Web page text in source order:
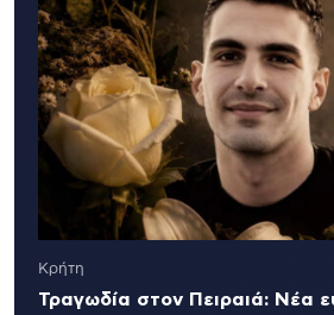
Κρήτη
Τραγωδία στον Πειραιά: Νέα